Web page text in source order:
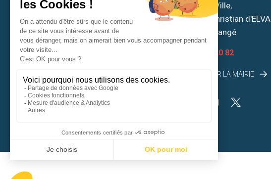
Hôtel de Ville,
6 place Christian d'ELVA
53810 Changé
02 43 53 20 82
CONTACTER LA MAIRIE